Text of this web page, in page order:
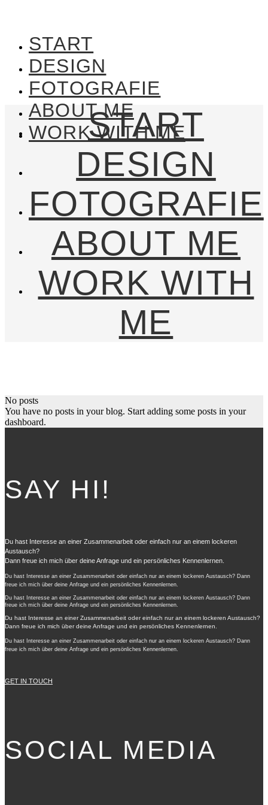
START
DESIGN
FOTOGRAFIE
ABOUT ME
WORK WITH ME
START
DESIGN
FOTOGRAFIE
ABOUT ME
WORK WITH
ME
No posts
You have no posts in your blog. Start adding some posts in your
dashboard.
SAY HI!
Du hast Interesse an einer Zusammenarbeit oder einfach nur an einem lockeren
Austausch?
Dann freue ich mich über deine Anfrage und ein persönliches Kennenlernen.
Du hast Interesse an einer Zusammenarbeit oder einfach nur an einem lockeren Austausch? Dann
freue ich mich über deine Anfrage und ein persönliches Kennenlernen.
Du hast Interesse an einer Zusammenarbeit oder einfach nur an einem lockeren Austausch? Dann
freue ich mich über deine Anfrage und ein persönliches Kennenlernen.
Du hast Interesse an einer Zusammenarbeit oder einfach nur an einem lockeren Austausch?
Dann freue ich mich über deine Anfrage und ein persönliches Kennenlernen.
Du hast Interesse an einer Zusammenarbeit oder einfach nur an einem lockeren Austausch? Dann
freue ich mich über deine Anfrage und ein persönliches Kennenlernen.
GET IN TOUCH
SOCIAL MEDIA